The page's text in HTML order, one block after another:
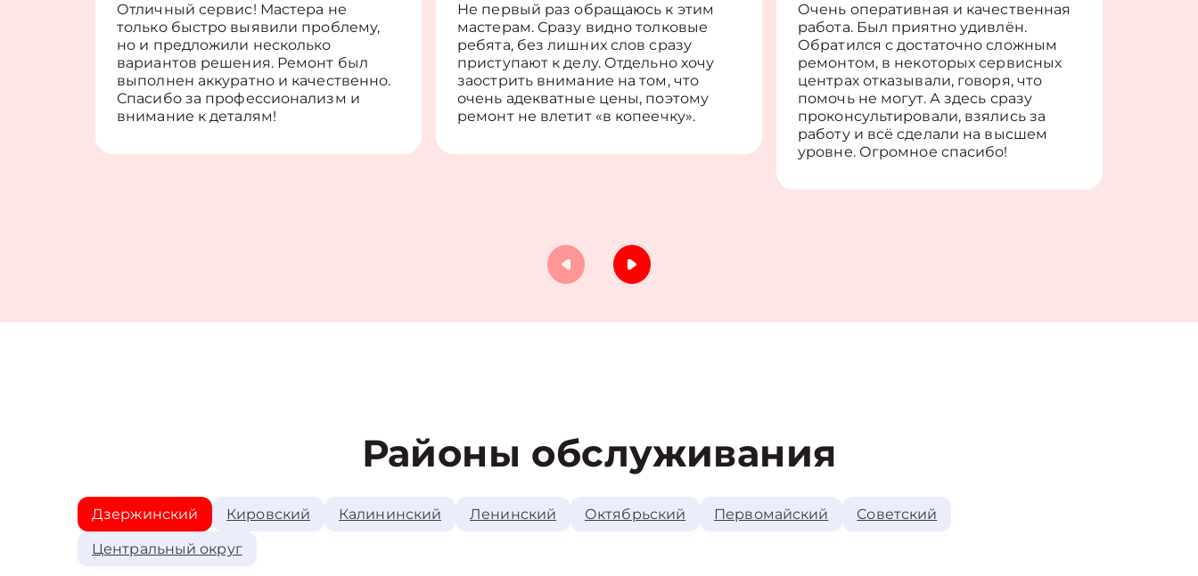
Отличный сервис! Мастера не
только быстро выявили проблему,
но и предложили несколько
вариантов решения. Ремонт был
выполнен аккуратно и качественно.
Спасибо за профессионализм и
внимание к деталям!
Не первый раз обращаюсь к этим
мастерам. Сразу видно толковые
ребята, без лишних слов сразу
приступают к делу. Отдельно хочу
заострить внимание на том, что
очень адекватные цены, поэтому
ремонт не влетит «в копеечку».
Очень оперативная и качественная
работа. Был приятно удивлён.
Обратился с достаточно сложным
ремонтом, в некоторых сервисных
центрах отказывали, говоря, что
помочь не могут. А здесь сразу
проконсультировали, взялись за
работу и всё сделали на высшем
уровне. Огромное спасибо!
Районы обслуживания
Дзержинский Кировский Калининский Ленинский Октябрьский Первомайский Советский
Центральный округ